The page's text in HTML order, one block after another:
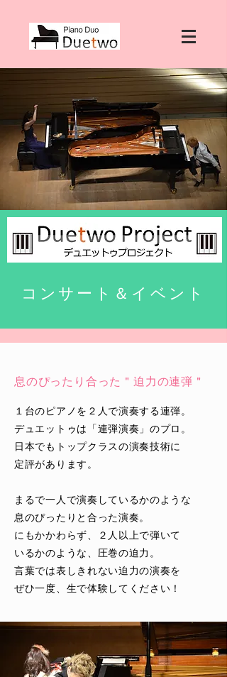
コンサート＆イベント
息のぴったり合った＂迫力の連弾＂
１台のピアノを２人で演奏する連弾。
デュエットゥは「連弾演奏」のプロ。
日本でもトップクラスの演奏技術に
​定評があります。
まるで一人で演奏しているかのような
息のぴったりと合った演奏。
にもかかわらず、２人以上で弾いて
いるかのような、圧巻の迫力。
言葉では表しきれない迫力の演奏を
​ぜひ一度、生で体験してください！